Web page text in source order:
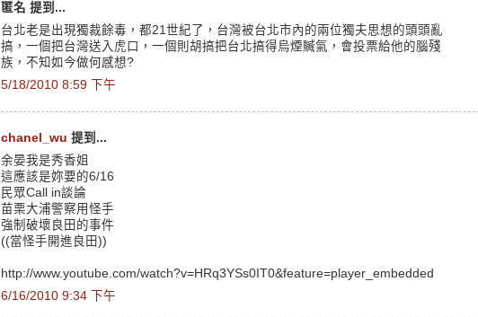
匿名 提到...
台北老是出現獨裁餘毒，都21世紀了，台灣被台北市內的兩位獨夫思想的頭頭亂
搞，一個把台灣送入虎口，一個則胡搞把台北搞得烏煙贓氣，會投票給他的腦殘
族，不知如今做何感想?
5/18/2010 8:59 下午
chanel_wu 提到...
余晏我是秀香姐
這應該是妳要的6/16
民眾Call in談論
苗栗大浦警察用怪手
強制破壞良田的事件
((當怪手開進良田))
http://www.youtube.com/watch?v=HRq3YSs0IT0&feature=player_embedded
6/16/2010 9:34 下午